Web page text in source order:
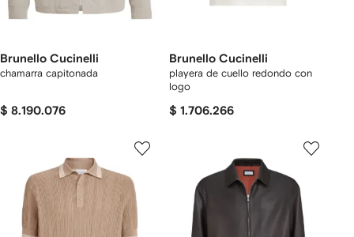
Brunello Cucinelli
chamarra capitonada
$ 8.190.076
Brunello Cucinelli
playera de cuello redondo con
logo
$ 1.706.266